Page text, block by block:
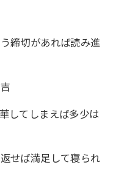
締切があれば読み進
してしまえば多少は
せば満足して寝られ